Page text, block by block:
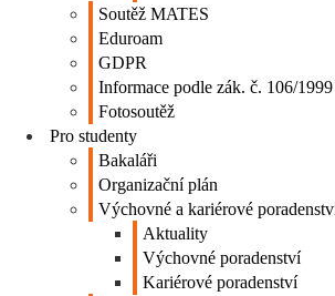
Soutěž MATES
Eduroam
GDPR
Informace podle zák. č. 106/1999
Fotosoutěž
Pro studenty
Bakaláři
Organizační plán
Výchovné a kariérové
Aktuality
Výchovné poradenství
Kariérové poradenství